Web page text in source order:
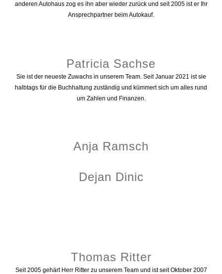
anderen Autohaus zog es ihn aber wieder zurück und seit 2005 ist er Ihr
Ansprechpartner beim Autokauf.
Patricia Sachse
Sie ist der neueste Zuwachs in unserem Team. Seit Januar 2021 ist sie
halbtags für die Buchhaltung zuständig und kümmert sich um alles rund
um Zahlen und Finanzen.
Anja Ramsch
Dejan Dinic
Thomas Ritter
Seit 2005 gehärt Herr Ritter zu unserem Team und ist seit Oktober 2007